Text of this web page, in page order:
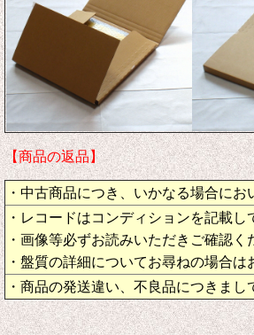
【商品の返品】
・中古商品につき、いかなる場合に
・レコードはコンディションを記載
・画像等必ずお読みいただきご確認く
・盤質の詳細についてお尋ねの場合は
・商品の発送違い、不良品につきま